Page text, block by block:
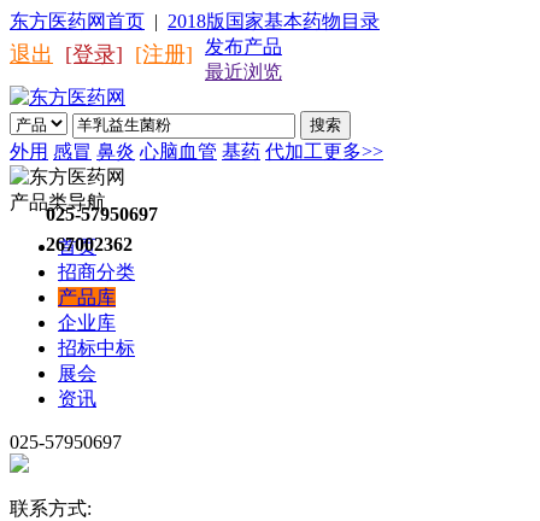
东方医药网首页 | 2018版国家基本药物目录
退出 [登录] [注册]
发布产品
最近浏览
搜索
外用 感冒 鼻炎 心脑血管 基药 代加工更多>>
025-57950697
267002362
产品类导航
首页
招商分类
产品库
企业库
招标中标
展会
资讯
025-57950697
联系方式: